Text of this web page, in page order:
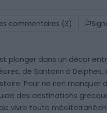
commentaires (3)
plonger dans un décor
de Santorin à
Pour ne rien manquer
des destinations
vivre toute